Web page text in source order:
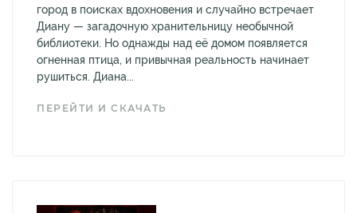
город в поисках вдохновения и случайно встречает
Диану — загадочную хранительницу необычной
библиотеки. Но однажды над её домом появляется
огненная птица, и привычная реальность начинает
рушиться. Диана...
ПЕРЕЙТИ И СКАЧАТЬ